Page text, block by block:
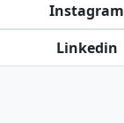
Instagram
Linkedin